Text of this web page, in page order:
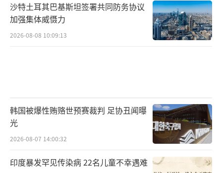
沙特土耳其巴基斯坦签署共同防务协议
加强集体威慑力
2026-08-08 10:09:13
韩国被爆性贿赂世预赛裁判 足协丑闻曝
光
2026-08-07 14:00:32
印度暴发罕见传染病 22名儿童不幸遇难